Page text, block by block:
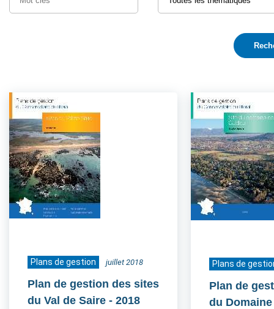
Plans de gestion juillet 2018
Plan de gestion des sites
du Val de Saire - 2018
Plans de
Plan de
du